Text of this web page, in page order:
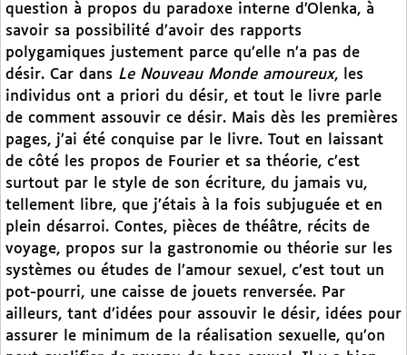
question à propos du paradoxe interne d’Olenka, à
savoir sa possibilité d’avoir des rapports
polygamiques justement parce qu’elle n’a pas de
désir. Car dans Le Nouveau Monde amoureux, les
individus ont a priori du désir, et tout le livre parle
de comment assouvir ce désir. Mais dès les premières
pages, j’ai été conquise par le livre. Tout en laissant
de côté les propos de Fourier et sa théorie, c’est
surtout par le style de son écriture, du jamais vu,
tellement libre, que j’étais à la fois subjuguée et en
plein désarroi. Contes, pièces de théâtre, récits de
voyage, propos sur la gastronomie ou théorie sur les
systèmes ou études de l’amour sexuel, c’est tout un
pot-pourri, une caisse de jouets renversée. Par
ailleurs, tant d’idées pour assouvir le désir, idées pour
assurer le minimum de la réalisation sexuelle, qu’on